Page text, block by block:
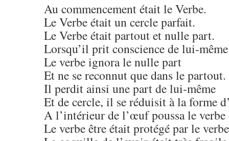
Au commencement était le Verbe.
Le Verbe était un cercle parfait.
Le Verbe était partout et nulle part.
Lorsqu’il prit conscience de lui-même
Le verbe ignora le nulle part
Et ne se reconnut que dans le partout.
Il perdit ainsi une part de lui-même
Et de cercle, il se réduisit à la forme
A l’intérieur de l’œuf poussa le verbe
Le verbe être était protégé par le